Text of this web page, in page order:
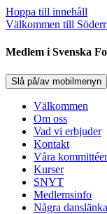
Hoppa till innehåll
Välkommen till
Medlem i Svenska
Slå på/av mobilmenyn
Välkommen
Om oss
Vad vi erbjuder
Kontakt
Våra kommittéer
Kurser
SNYT
Medlemsinfo
Några